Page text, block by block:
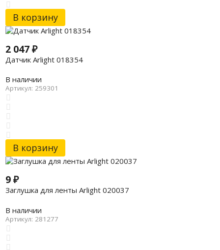
В корзину
2 047₽
Датчик Arlight 018354
В наличии
Артикул: 259301
В корзину
9₽
Заглушка для ленты Arlight 020037
В наличии
Артикул: 281277